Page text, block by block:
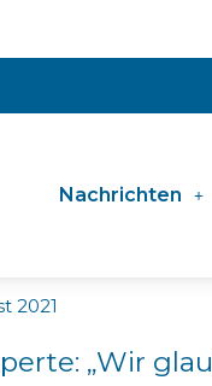
Nachrichten
2021
„Wir